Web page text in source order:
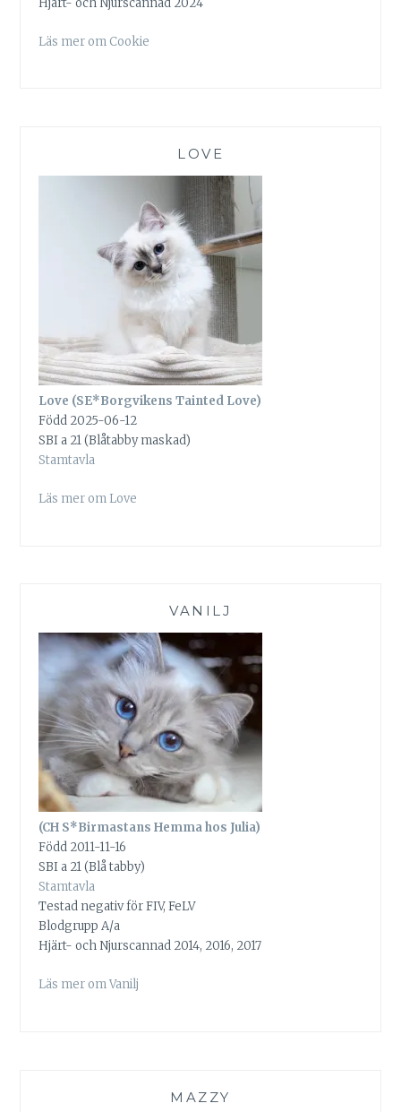
Läs mer om Cookie
LOVE
Love (SE*Borgvikens Tainted Love)
Född 2025-06-12
SBI a 21 (Blåtabby maskad)
Stamtavla
Läs mer om Love
VANILJ
(CH S*Birmastans Hemma hos Julia)
Född 2011-11-16
SBI a 21 (Blå tabby)
Stamtavla
Testad negativ för FIV, FeLV
Blodgrupp A/a
Hjärt- och Njurscannad 2014, 2016, 2017
Läs mer om Vanilj
MAZZY